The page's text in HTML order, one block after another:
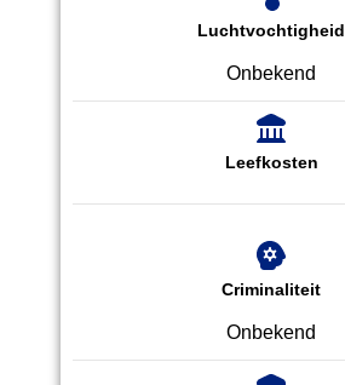
Luchtvochtigheid
Onbekend
Leefkosten
Criminaliteit
Onbekend